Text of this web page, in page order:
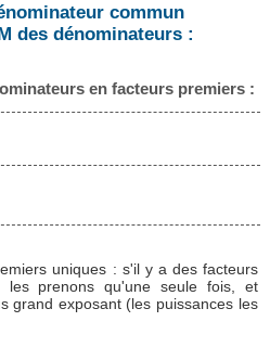
commun
des dénominateurs :
en facteurs premiers :
uniques : s'il y a des facteurs
les prenons qu'une seule fois, et
grand exposant (les puissances les